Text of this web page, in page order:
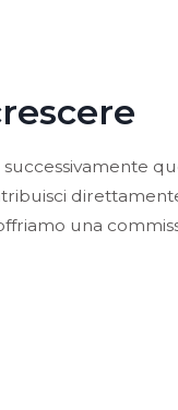
una